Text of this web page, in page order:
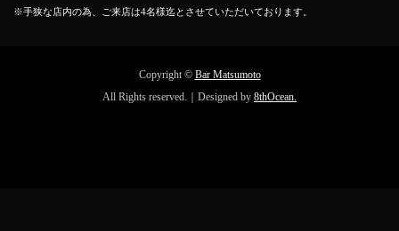
※手狭な店内の為、ご来店は4名様迄とさせていただいております。
Copyright © Bar Matsumoto
All Rights reserved.｜Designed by 8thOcean.